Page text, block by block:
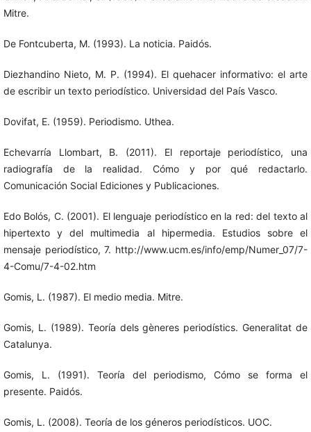
Mitre.
De Fontcuberta, M. (1993). La noticia. Paidós.
Diezhandino Nieto, M. P. (1994). El quehacer informativo: el arte
de escribir un texto periodístico. Universidad del País Vasco.
Dovifat, E. (1959). Periodismo. Uthea.
Echevarría Llombart, B. (2011). El reportaje periodístico, una
radiografía de la realidad. Cómo y por qué redactarlo.
Comunicación Social Ediciones y Publicaciones.
Edo Bolós, C. (2001). El lenguaje periodístico en la red: del texto al
hipertexto y del multimedia al hipermedia. Estudios sobre el
mensaje periodístico, 7. http://www.ucm.es/info/emp/Numer_07/7-
4-Comu/7-4-02.htm
Gomis, L. (1987). El medio media. Mitre.
Gomis, L. (1989). Teoría dels gèneres periodístics. Generalitat de
Catalunya.
Gomis, L. (1991). Teoría del periodismo, Cómo se forma el
presente. Paidós.
Gomis, L. (2008). Teoría de los géneros periodísticos. UOC.